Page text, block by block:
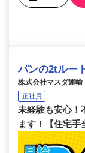
パンの2tルー
株式会社マスダ運輸
正社員
未経験も安心！
ます！【住宅手